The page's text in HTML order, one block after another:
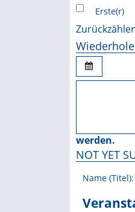
Erste(r)
werden.
NOT YET
Name (Titel):